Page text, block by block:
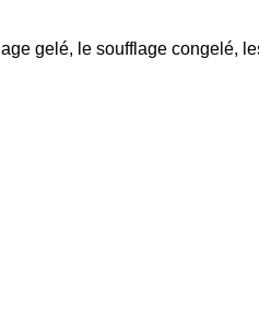
gelé, le soufflage congelé,